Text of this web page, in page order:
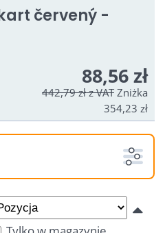
červený -
88,56 zł
442,79 złz VATZniżka
354,23 zł
Do: